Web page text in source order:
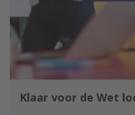
Klaar voor de Wet